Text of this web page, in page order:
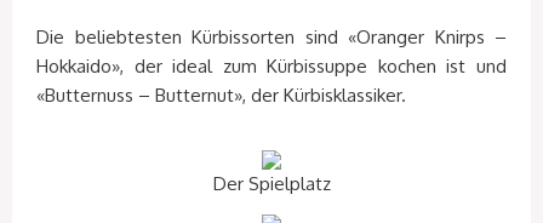
Die beliebtesten Kürbissorten sind «Oranger Knirps –
Hokkaido», der ideal zum Kürbissuppe kochen ist und
«Butternuss – Butternut», der Kürbisklassiker.
Der Spielplatz